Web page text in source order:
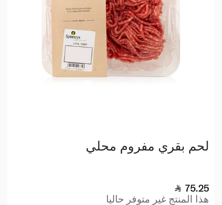
لحم بقري مفروم محلي
75.25
هذا المنتج غير متوفر حاليا